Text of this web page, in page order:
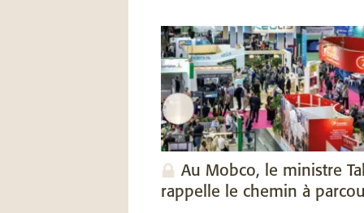
Au Mobco, le ministre
rappelle le chemin à